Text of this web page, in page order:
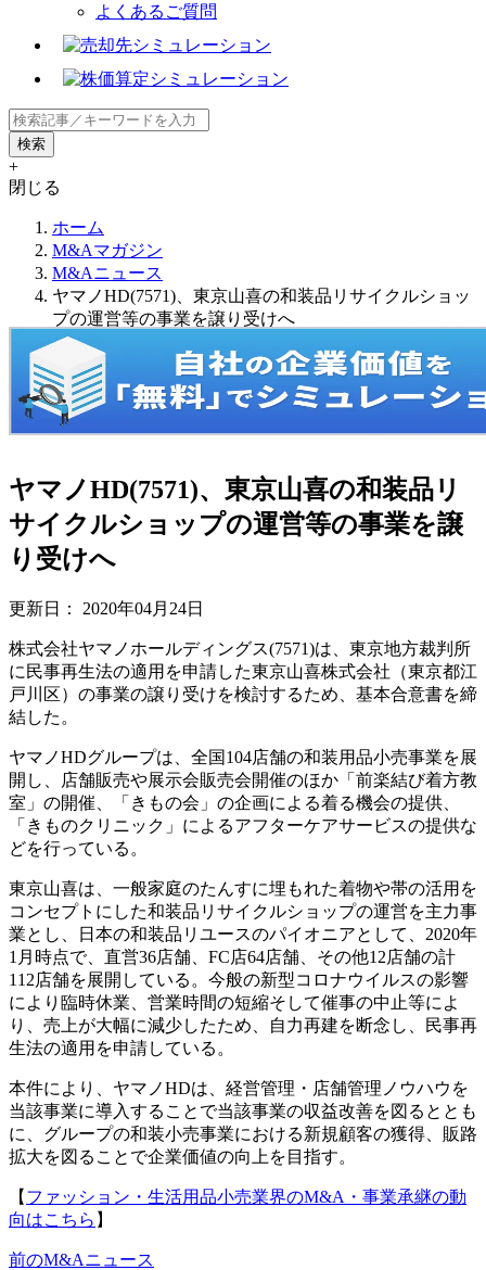
よくあるご質問
+
閉じる
ホーム
M&Aマガジン
M&Aニュース
ヤマノHD(7571)、東京山喜の和装品リサイクルショッ
プの運営等の事業を譲り受けへ
ヤマノHD(7571)、東京山喜の和装品リ
サイクルショップの運営等の事業を譲
り受けへ
更新日： 2020年04月24日
株式会社ヤマノホールディングス(7571)は、東京地方裁判所
に民事再生法の適用を申請した東京山喜株式会社（東京都江
戸川区）の事業の譲り受けを検討するため、基本合意書を締
結した。
ヤマノHDグループは、全国104店舗の和装用品小売事業を展
開し、店舗販売や展示会販売会開催のほか「前楽結び着方教
室」の開催、「きもの会」の企画による着る機会の提供、
「きものクリニック」によるアフターケアサービスの提供な
どを行っている。
東京山喜は、一般家庭のたんすに埋もれた着物や帯の活用を
コンセプトにした和装品リサイクルショップの運営を主力事
業とし、日本の和装品リユースのパイオニアとして、2020年
1月時点で、直営36店舗、FC店64店舗、その他12店舗の計
112店舗を展開している。今般の新型コロナウイルスの影響
により臨時休業、営業時間の短縮そして催事の中止等によ
り、売上が大幅に減少したため、自力再建を断念し、民事再
生法の適用を申請している。
本件により、ヤマノHDは、経営管理・店舗管理ノウハウを
当該事業に導入することで当該事業の収益改善を図るととも
に、グループの和装小売事業における新規顧客の獲得、販路
拡大を図ることで企業価値の向上を目指す。
【 ファッション・生活用品小売業界のM&A・事業承継の動
向はこちら 】
前のM&Aニュース